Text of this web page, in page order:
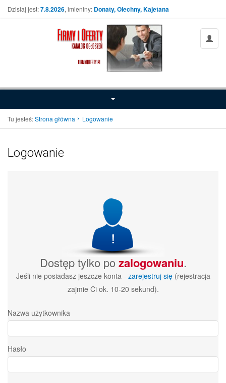
Dzisiaj jest:7.8.2026, imieniny: Donaty, Olechny, Kajetana
Tu jesteś:Strona główna Logowanie
Logowanie
Dostęp tylko pozalogowaniu.
Jeśli nie posiadasz jeszcze konta - zarejestruj się(rejestracja
zajmie Ci ok. 10-20 sekund).
Nazwa użytkownika
Hasło